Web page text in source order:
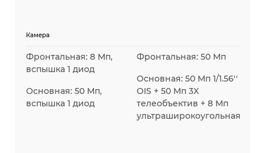
Камера
Фронтальная: 8 Мп,
вспышка 1 диод
Основная: 50 Мп,
вспышка 1 диод
Фронтальная: 50 Мп
Основная: 50 Мп 1/1.56''
OIS + 50 Мп 3X
телеобъектив + 8 Мп
ультраширокоугольная